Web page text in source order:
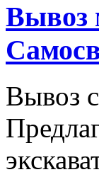
Вывоз
Вывоз